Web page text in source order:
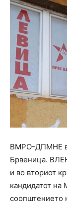
ВМРО-ДПМНЕ
Брвеница.
и во вториот
кандидатот на
соопштението